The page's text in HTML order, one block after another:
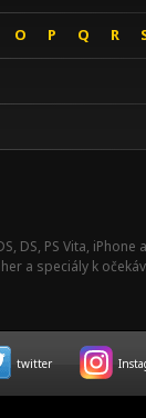
O P Q R
DS, PS Vita,
a speciály k
twitter